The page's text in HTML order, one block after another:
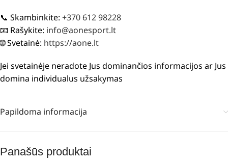
📞 Skambinkite: +370 612 98228
📧 Rašykite: info@aonesport.lt
🌐 Svetainė: https://aone.lt
Jei svetainėje neradote Jus dominančios informacijos ar Jus
domina individualus užsakymas
Papildoma informacija
Panašūs produktai